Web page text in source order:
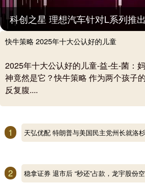
科创之星 理想汽车针对L系列推
快牛策略 2025年十大公认好的儿童
2025年十大公认好的儿童-益-生-菌：
神竟然是它？快牛策略 作为两个孩子
反复腹....
1
2